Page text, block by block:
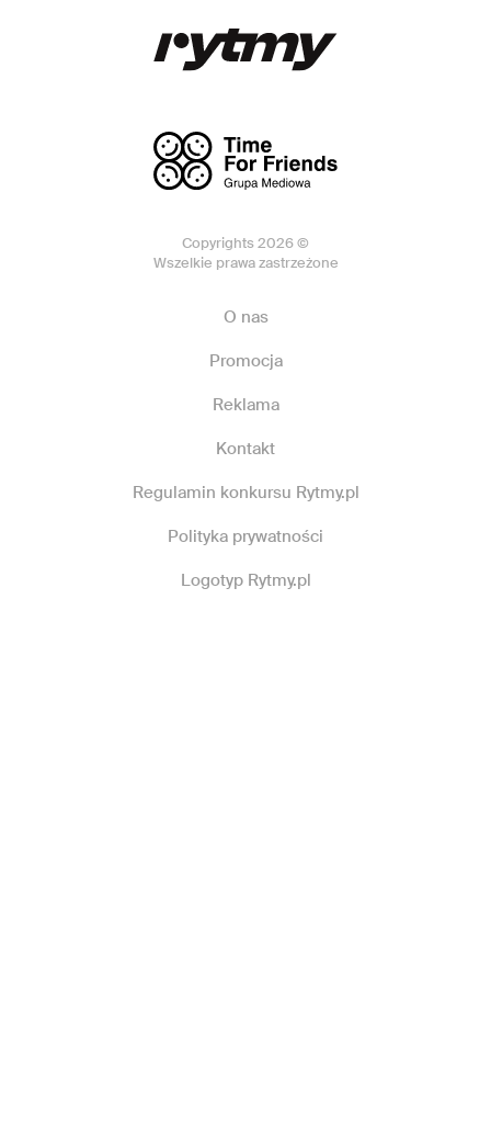
Copyrights 2026 ©
Wszelkie prawa zastrzeżone
O nas
Promocja
Reklama
Kontakt
Regulamin konkursu Rytmy.pl
Polityka prywatności
Logotyp Rytmy.pl